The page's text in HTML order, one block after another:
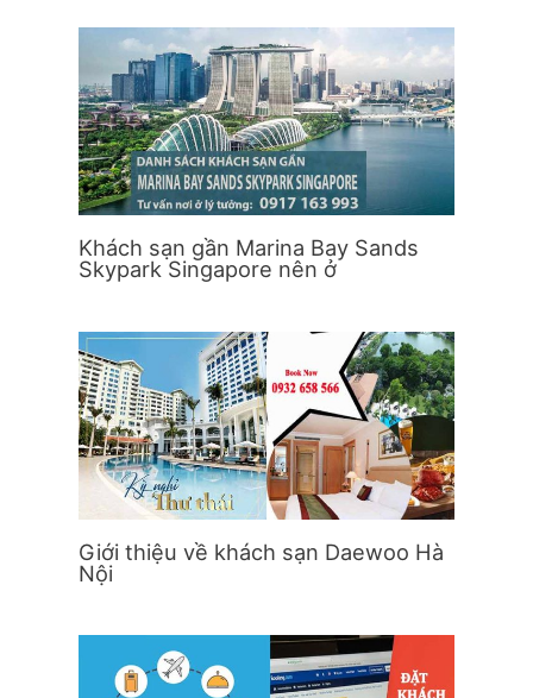
Khách sạn gần Marina Bay Sands
Skypark Singapore nên ở
Giới thiệu về khách sạn Daewoo Hà
Nội